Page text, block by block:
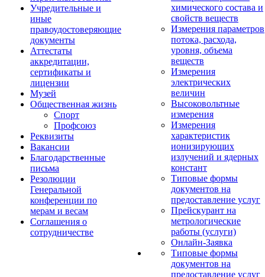
Учредительные и
иные
правоудостоверяющие
документы
Аттестаты
аккредитации,
сертификаты и
лицензии
Музей
Общественная жизнь
Спорт
Профсоюз
Реквизиты
Вакансии
Благодарственные
письма
Резолюции
Генеральной
конференции по
мерам и весам
Соглашения о
сотрудничестве
химического состава и
свойств веществ
Измерения параметров
потока, расхода,
уровня, объема
веществ
Измерения
электрических
величин
Высоковольтные
измерения
Измерения
характеристик
ионизирующих
излучений и ядерных
констант
Типовые формы
документов на
предоставление услуг
Прейскурант на
метрологические
работы (услуги)
Онлайн-Заявка
Типовые формы
документов на
предоставление услуг